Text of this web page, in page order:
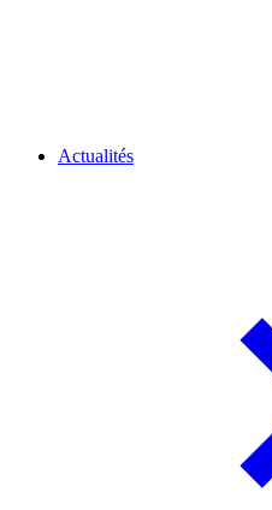
Actualités